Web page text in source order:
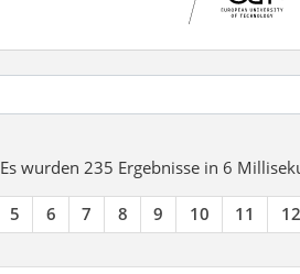
Es wurden 235 Ergebnisse in 6
5 6 7 8 9 10 11 12